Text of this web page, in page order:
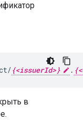
{<issuerId>} .
в